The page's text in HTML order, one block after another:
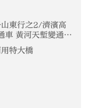
東行之2/濟濱高
車 黃河天塹變通途
特大橋